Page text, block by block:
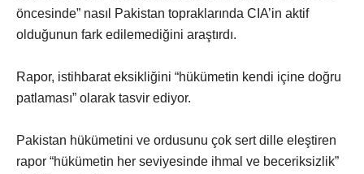
öncesinde” nasıl Pakistan topraklarında CIA’in aktif
olduğunun fark edilemediğini araştırdı.
Rapor, istihbarat eksikliğini “hükümetin kendi içine doğru
patlaması” olarak tasvir ediyor.
Pakistan hükümetini ve ordusunu çok sert dille eleştiren
rapor “hükümetin her seviyesinde ihmal ve beceriksizlik”